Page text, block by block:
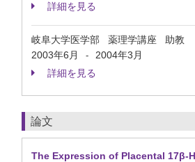
詳細を見る
岐阜大学医学部 薬理学講座 助教
2003年6月
-
2004年3月
詳細を見る
論文
The Expression of Placental 17β-